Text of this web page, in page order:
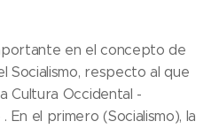
en el concepto de
Socialismo, respecto al que
Cultura Occidental -
el primero (Socialismo), la